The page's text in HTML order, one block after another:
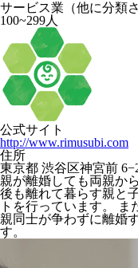
サービス業（他に分類
100~299人
公式サイト
http://www.rimusubi.com
住所
東京都 渋谷区神宮前
親が離婚しても両親か
後も離れて暮らす親と
トを行っています。 ま
親同士が争わずに離婚
す。